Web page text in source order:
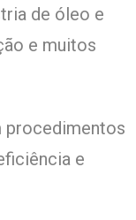
de óleo e
e muitos
procedimentos
e